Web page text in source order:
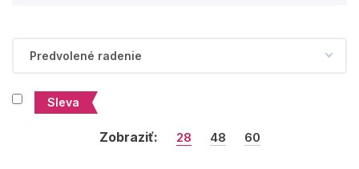
Sleva
Zobraziť: 28 48 60